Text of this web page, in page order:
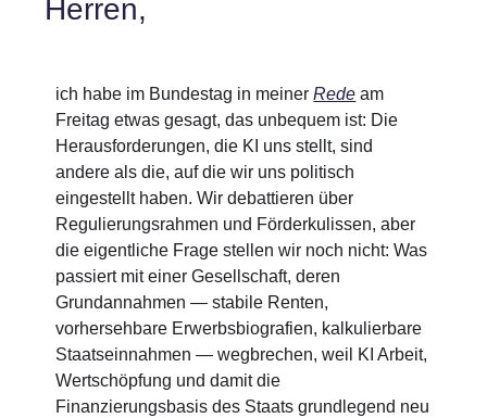
Herren,
ich habe im Bundestag in meinerRede am
Freitag etwas gesagt, das unbequem ist: Die
Herausforderungen, die KI uns stellt, sind
andere als die, auf die wir uns politisch
eingestellt haben. Wir debattieren über
Regulierungsrahmen und Förderkulissen, aber
die eigentliche Frage stellen wir noch nicht: Was
passiert mit einer Gesellschaft, deren
Grundannahmen — stabile Renten,
vorhersehbare Erwerbsbiografien, kalkulierbare
Staatseinnahmen — wegbrechen, weil KI Arbeit,
Wertschöpfung und damit die
Finanzierungsbasis des Staats grundlegend neu